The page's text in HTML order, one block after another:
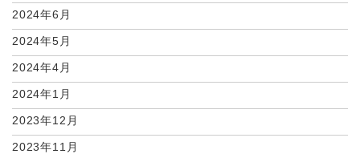
2024年6月
2024年5月
2024年4月
2024年1月
2023年12月
2023年11月